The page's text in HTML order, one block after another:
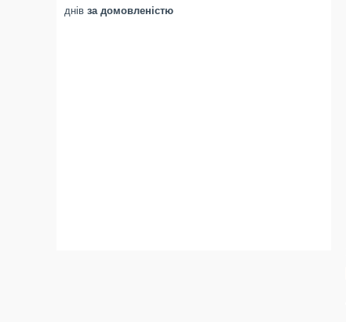
днів за домовленістю